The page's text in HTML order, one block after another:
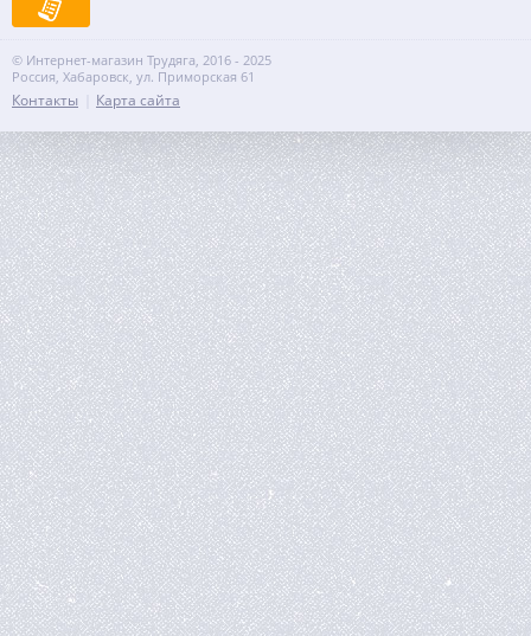
© Интернет-магазин Трудяга, 2016 - 2025
Россия, Хабаровск, ул. Приморская 61
Контакты Карта сайта